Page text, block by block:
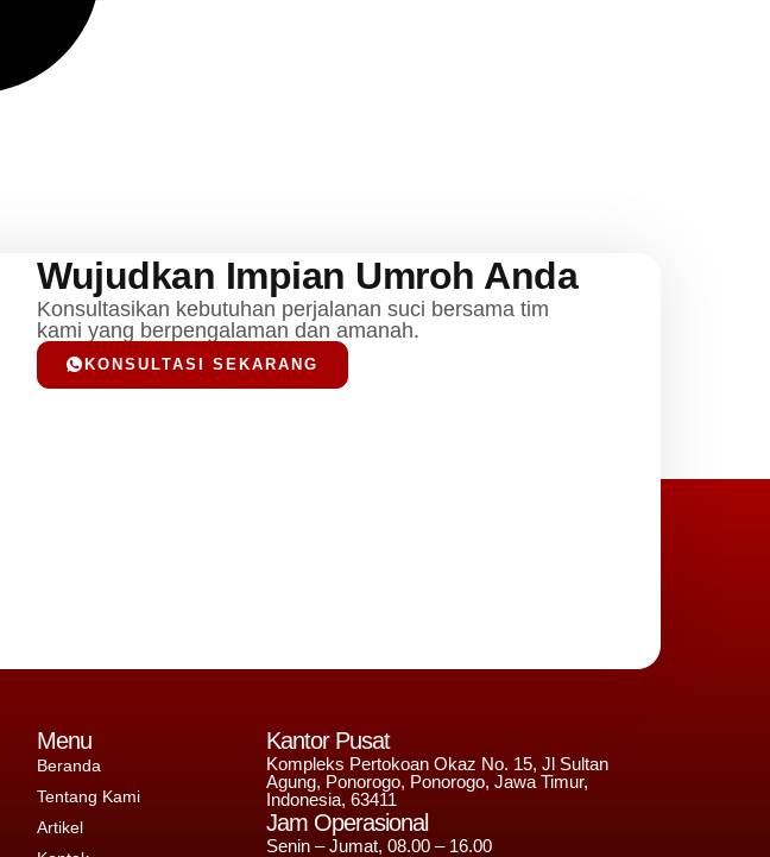
Wujudkan Impian Umroh Anda
Konsultasikan kebutuhan perjalanan suci bersama tim
kami yang berpengalaman dan amanah.
KONSULTASI SEKARANG
Menu
Beranda
Tentang Kami
Artikel
Kantor Pusat
Kompleks Pertokoan Okaz No. 15, Jl Sultan
Agung, Ponorogo, Ponorogo, Jawa Timur,
Indonesia, 63411
Jam Operasional
Senin – Jumat, 08.00 – 16.00